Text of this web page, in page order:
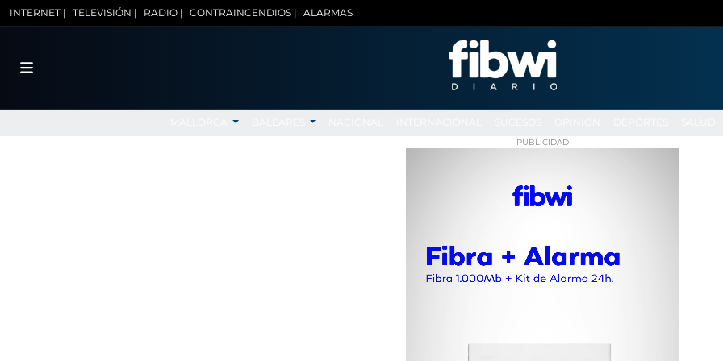
INTERNET | TELEVISIÓN | RADIO | CONTRAINCENDIOS | ALARMAS